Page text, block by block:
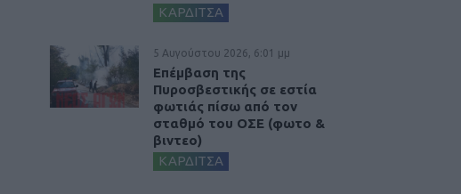
ΚΑΡΔΙΤΣΑ
5 Αυγούστου 2026, 6:01 μμ
Επέμβαση της
Πυροσβεστικής σε εστία
φωτιάς πίσω από τον
σταθμό του ΟΣΕ (φωτο &
βιντεο)
ΚΑΡΔΙΤΣΑ